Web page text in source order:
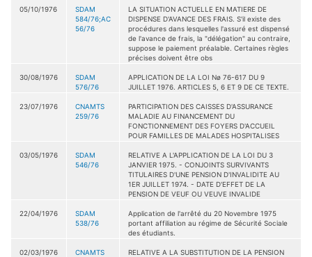
05/10/1976
SDAM
584/76;AC
56/76
LA SITUATION ACTUELLE EN MATIERE DE
DISPENSE D'AVANCE DES FRAIS. S'il existe des
procédures dans lesquelles l'assuré est dispensé
de l'avance de frais, la "délégation" au contraire,
suppose le paiement préalable. Certaines règles
précises doivent être obs
30/08/1976
SDAM
576/76
APPLICATION DE LA LOI Nø 76-617 DU 9
JUILLET 1976. ARTICLES 5, 6 ET 9 DE CE TEXTE.
23/07/1976
CNAMTS
259/76
PARTICIPATION DES CAISSES D'ASSURANCE
MALADIE AU FINANCEMENT DU
FONCTIONNEMENT DES FOYERS D'ACCUEIL
POUR FAMILLES DE MALADES HOSPITALISES
03/05/1976
SDAM
546/76
RELATIVE A L'APPLICATION DE LA LOI DU 3
JANVIER 1975. - CONJOINTS SURVIVANTS
TITULAIRES D'UNE PENSION D'INVALIDITE AU
1ER JUILLET 1974. - DATE D'EFFET DE LA
PENSION DE VEUF OU VEUVE INVALIDE
22/04/1976
SDAM
538/76
Application de l'arrêté du 20 Novembre 1975
portant affiliation au régime de Sécurité Sociale
des étudiants.
02/03/1976
CNAMTS
RELATIVE A LA SUBSTITUTION DE LA PENSION